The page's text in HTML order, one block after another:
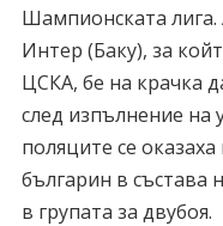
Шампионската
Интер (Баку), за
ЦСКА, бе на крачка
след изпълнение на
поляците се
българин в състава
в групата за двубоя.